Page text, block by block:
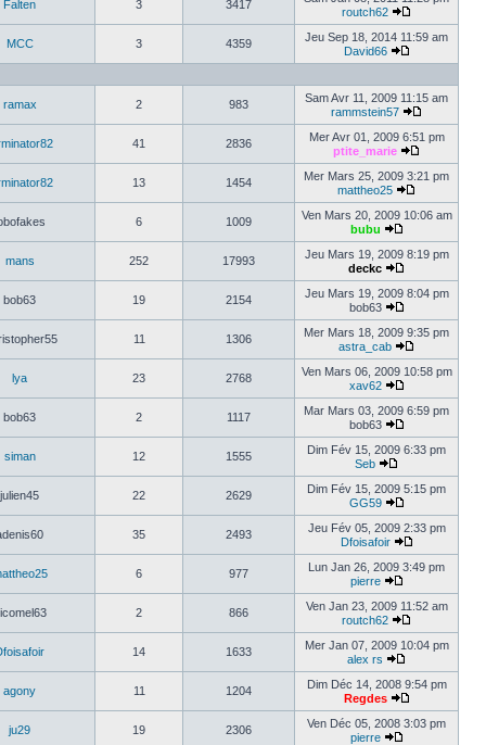
Falten 3 3417
routch62
MCC 3 4359
Jeu Sep 18, 2014 11:59 am
David66
ramax 2 983
Sam Avr 11, 2009 11:15 am
rammstein57
41 2836
Mer Avr 01, 2009 6:51 pm
ptite_marie
13 1454
Mer Mars 25, 2009 3:21 pm
mattheo25
6 1009
Ven Mars 20, 2009 10:06 am
bubu
mans 252 17993
Jeu Mars 19, 2009 8:19 pm
deckc
bob63 19 2154
Jeu Mars 19, 2009 8:04 pm
bob63
11 1306
Mer Mars 18, 2009 9:35 pm
astra_cab
lya 23 2768
Ven Mars 06, 2009 10:58 pm
xav62
bob63 2 1117
Mar Mars 03, 2009 6:59 pm
bob63
siman 12 1555
Dim Fév 15, 2009 6:33 pm
Seb
julien45 22 2629
Dim Fév 15, 2009 5:15 pm
GG59
35 2493
Jeu Fév 05, 2009 2:33 pm
Dfoisafoir
6 977
Lun Jan 26, 2009 3:49 pm
pierre
2 866
Ven Jan 23, 2009 11:52 am
routch62
14 1633
Mer Jan 07, 2009 10:04 pm
alex rs
agony 11 1204
Dim Déc 14, 2008 9:54 pm
Regdes
ju29 19 2306
Ven Déc 05, 2008 3:03 pm
pierre